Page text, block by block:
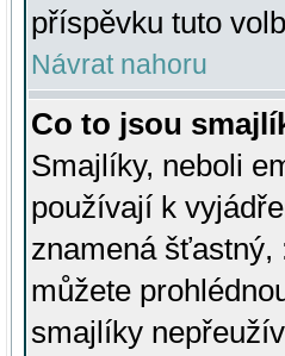
příspěvku tuto
Návrat nahoru
Co to jsou
Smajlíky, neboli
používají k
znamená šťastný,
můžete
smajlíky